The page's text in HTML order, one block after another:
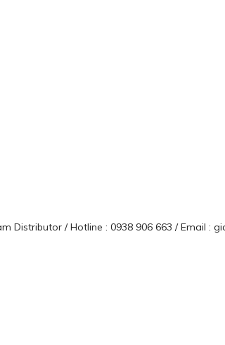
Distributor / Hotline : 0938 906 663 / Email :